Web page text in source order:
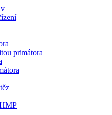
primátora